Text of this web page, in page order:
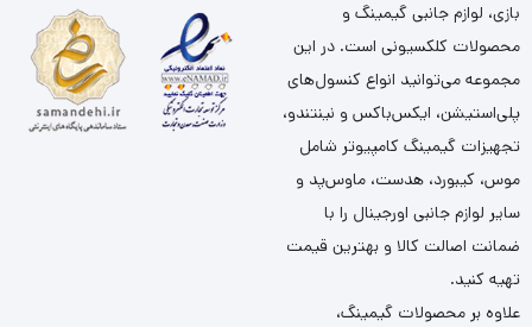
بازی، لوازم جانبی گیمینگ و
محصولات کلکسیونی است. در این
مجموعه می‌توانید انواع کنسول‌های
پلی‌استیشن، ایکس‌باکس و نینتندو،
تجهیزات گیمینگ کامپیوتر شامل
موس، کیبورد، هدست، ماوس‌پد و
سایر لوازم جانبی اورجینال را با
ضمانت اصالت کالا و بهترین قیمت
تهیه کنید.
علاوه بر محصولات گیمینگ،